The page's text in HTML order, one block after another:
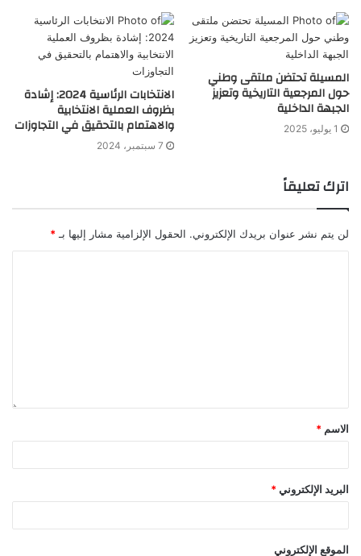
المسيلة تحتضن ملتقى وطني
حول المرجعية التاريخية وتعزيز
الجبهة الداخلية
1 يوليو، 2025
الانتخابات الرئاسية 2024: إشادة
بظروف العملية الانتخابية
والاهتمام بالتحقيق في التجاوزات
7 سبتمبر، 2024
اترك تعليقاً
لن يتم نشر عنوان بريدك الإلكتروني. الحقول الإلزامية مشار إليها بـ *
الاسم *
البريد الإلكتروني *
الموقع الإلكتروني